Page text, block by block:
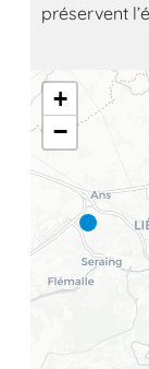
préservent
+
−